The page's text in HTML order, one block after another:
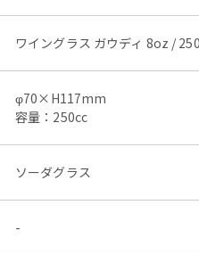
ワイングラス ガウディ 8oz /
φ70×H117mm
容量：250cc
ソーダグラス
-